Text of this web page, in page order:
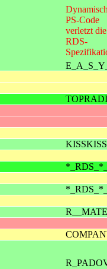
PS-Code
verletzt die
RDS-
KISSKISS